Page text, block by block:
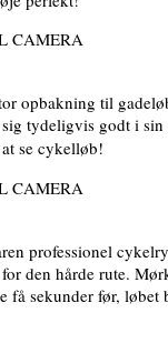
opbakning til
tydeligvis godt i sin
se cykelløb!
professionel
den hårde rute.
få sekunder før, løbet